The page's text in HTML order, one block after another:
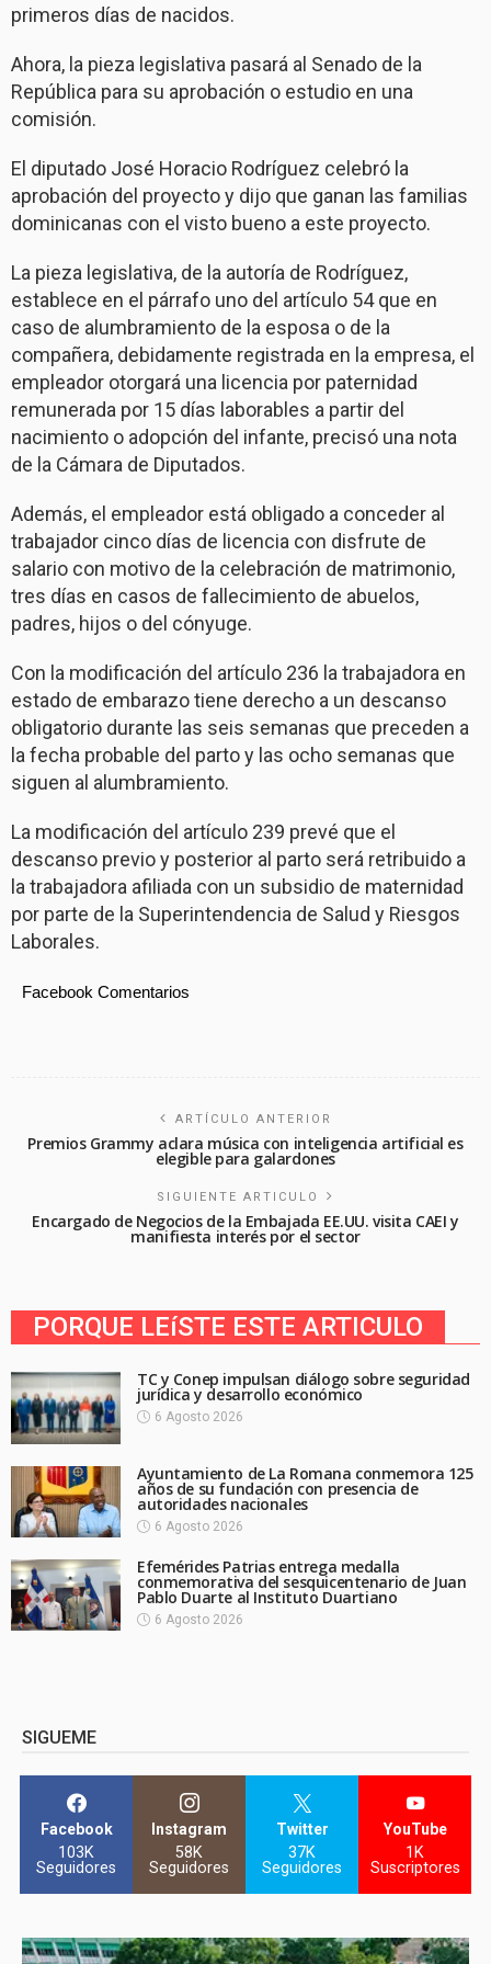
primeros días de nacidos.
Ahora, la pieza legislativa pasará al Senado de la
República para su aprobación o estudio en una
comisión.
El diputado José Horacio Rodríguez celebró la
aprobación del proyecto y dijo que ganan las familias
dominicanas con el visto bueno a este proyecto.
La pieza legislativa, de la autoría de Rodríguez,
establece en el párrafo uno del artículo 54 que en
caso de alumbramiento de la esposa o de la
compañera, debidamente registrada en la empresa, el
empleador otorgará una licencia por paternidad
remunerada por 15 días laborables a partir del
nacimiento o adopción del infante, precisó una nota
de la Cámara de Diputados.
Además, el empleador está obligado a conceder al
trabajador cinco días de licencia con disfrute de
salario con motivo de la celebración de matrimonio,
tres días en casos de fallecimiento de abuelos,
padres, hijos o del cónyuge.
Con la modificación del artículo 236 la trabajadora en
estado de embarazo tiene derecho a un descanso
obligatorio durante las seis semanas que preceden a
la fecha probable del parto y las ocho semanas que
siguen al alumbramiento.
La modificación del artículo 239 prevé que el
descanso previo y posterior al parto será retribuido a
la trabajadora afiliada con un subsidio de maternidad
por parte de la Superintendencia de Salud y Riesgos
Laborales.
Facebook Comentarios
ARTÍCULO ANTERIOR
Premios Grammy aclara música con inteligencia artificial es
elegible para galardones
SIGUIENTE ARTICULO
Encargado de Negocios de la Embajada EE.UU. visita CAEI y
manifiesta interés por el sector
PORQUE LEíSTE ESTE ARTICULO
TC y Conep impulsan diálogo sobre seguridad
jurídica y desarrollo económico
6 Agosto 2026
Ayuntamiento de La Romana conmemora 125
años de su fundación con presencia de
autoridades nacionales
6 Agosto 2026
Efemérides Patrias entrega medalla
conmemorativa del sesquicentenario de Juan
Pablo Duarte al Instituto Duartiano
6 Agosto 2026
SIGUEME
Facebook
103K
Seguidores
Instagram
58K
Seguidores
Twitter
37K
Seguidores
YouTube
1K
Suscriptores